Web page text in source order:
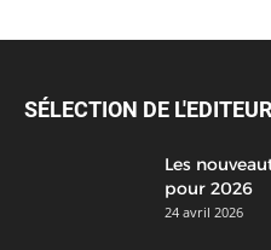
SÉLECTION DE L'EDITEUR
Les
pour 2026
24 avril 2026